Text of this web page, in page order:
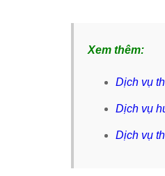
Xem thêm:
Dịch vụ
Dịch vụ
Dịch vụ